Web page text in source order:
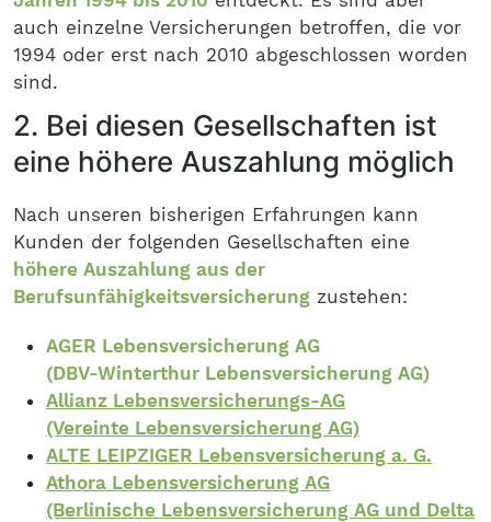
auch einzelne Versicherungen betroffen, die vor
1994 oder erst nach 2010 abgeschlossen worden
sind.
2. Bei diesen Gesellschaften ist
eine höhere Auszahlung möglich
Nach unseren bisherigen Erfahrungen kann
Kunden der folgenden Gesellschaften eine
höhere Auszahlung aus der
Berufsunfähigkeitsversicherung zustehen:
AGER Lebensversicherung AG
(DBV-Winterthur Lebensversicherung AG)
Allianz Lebensversicherungs-AG
(Vereinte Lebensversicherung AG)
ALTE LEIPZIGER Lebensversicherung a. G.
Athora Lebensversicherung AG
(Berlinische Lebensversicherung AG und Delta